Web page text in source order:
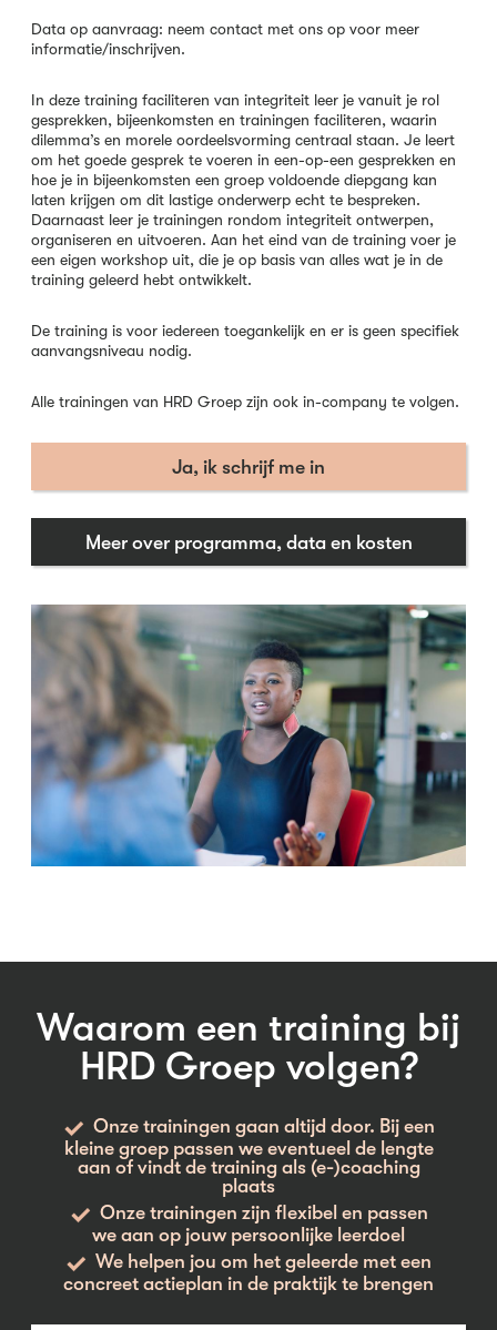
Data op aanvraag: neem contact met ons op voor meer
informatie/inschrijven.
In deze training faciliteren van integriteit leer je vanuit je rol
gesprekken, bijeenkomsten en trainingen faciliteren, waarin
dilemma’s en morele oordeelsvorming centraal staan. Je leert
om het goede gesprek te voeren in een-op-een gesprekken en
hoe je in bijeenkomsten een groep voldoende diepgang kan
laten krijgen om dit lastige onderwerp echt te bespreken.
Daarnaast leer je trainingen rondom integriteit ontwerpen,
organiseren en uitvoeren. Aan het eind van de training voer je
een eigen workshop uit, die je op basis van alles wat je in de
training geleerd hebt ontwikkelt.
De training is voor iedereen toegankelijk en er is geen specifiek
aanvangsniveau nodig.
Alle trainingen van HRD Groep zijn ook in-company te volgen.
Ja, ik schrijf me in
Meer over programma, data en kosten
Waarom een training bij
HRD Groep volgen?
Onze trainingen gaan altijd door. Bij een
kleine groep passen we eventueel de lengte
aan of vindt de training als (e-)coaching
plaats
Onze trainingen zijn flexibel en passen
we aan op jouw persoonlijke leerdoel
We helpen jou om het geleerde met een
concreet actieplan in de praktijk te brengen